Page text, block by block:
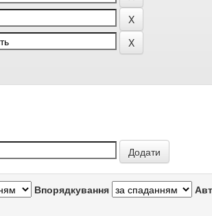
Впорядкування